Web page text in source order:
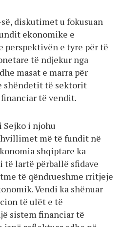
diskutimet u fokusuan
ekonomike e
perspektivën e tyre për të
të ndjekur nga
masat e marra për
shëndetit të sektorit
të vendit.
i njohu
më të fundit në
shqiptare ka
të lartë përballë sfidave
të qëndrueshme rritjeje
Vendi ka shënuar
të ulët e të
sistem financiar të